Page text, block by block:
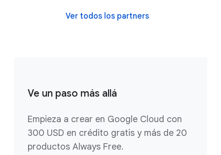
Ver todos los partners
Ve un paso más allá
Empieza a crear en Google Cloud con
300 USD en crédito gratis y más de 20
productos Always Free.